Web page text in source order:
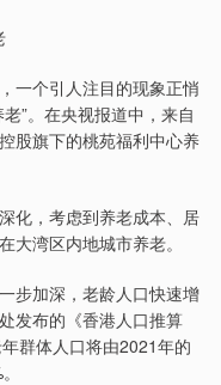
个引人注目的现象正悄
”。在央视报道中，来自
股旗下的桃苑福利中心养
，考虑到养老成本、居
大湾区内地城市养老。
加深，老龄人口快速增
发布的《香港人口推算
群体人口将由2021年的